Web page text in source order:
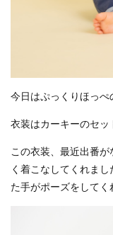
今日はぷっくりほっぺ
この衣装、最近出番
く着こなしてくれま
た手がポーズをしてく